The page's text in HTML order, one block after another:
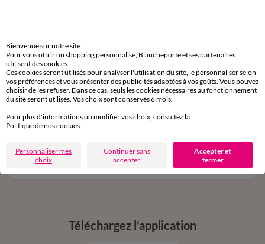
de 8h00 à 20h00 du lundi au samedi
11€ Offerts
en vous inscrivant à la newsletter
dès 20€ d’achat
conditions dans votre email de confirmation
Téléchargez l’application
Bienvenue sur notre site.
Pour vous offrir un shopping personnalisé, Blancheporte et ses partenaires
utilisent des cookies.
Ces cookies seront utilisés pour analyser l'utilisation du site, le personnaliser selon
vos préférences et vous présenter des publicités adaptées à vos goûts. Vous pouvez
choisir de les refuser. Dans ce cas, seuls les cookies nécessaires au fonctionnement
du site seront utilisés. Vos choix sont conservés 6 mois.
Pour plus d'informations ou modifier vos choix, consultez la
Politique de nos cookies.
Personnaliser mes
choix
Continuer sans
accepter
Accepter et
fermer